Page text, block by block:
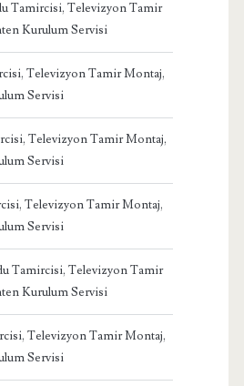
Tamircisi, Televizyon Tamir
Kurulum Servisi
Televizyon Tamir Montaj,
Servisi
Televizyon Tamir Montaj,
Servisi
Televizyon Tamir Montaj,
Servisi
Tamircisi, Televizyon Tamir
Kurulum Servisi
Televizyon Tamir Montaj,
Servisi